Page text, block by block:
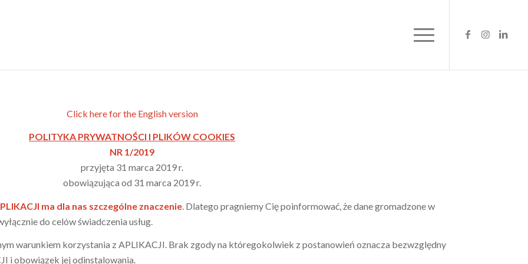
Click here for the English version
POLITYKA PRYWATNOŚCI I PLIKÓW COOKIES
NR 1/2019
przyjęta 31 marca 2019 r.
obowiązująca od 31 marca 2019 r.
ma dla nas szczególne znaczenie . Dlatego pragniemy Cię poinformować, że dane gromadzone w
do celów świadczenia usług.
warunkiem korzystania z APLIKACJI. Brak zgody na któregokolwiek z postanowień oznacza bezwzględny
i obowiązek jej odinstalowania.